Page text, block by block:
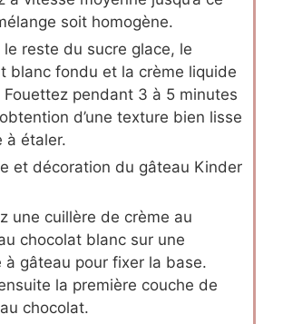
soit homogène.
le reste du sucre glace, le
blanc fondu et la crème liquide
Fouettez pendant 3 à 5 minutes
obtention d’une texture bien lisse
à étaler.
et décoration du gâteau Kinder
une cuillère de crème au
chocolat blanc sur une
à gâteau pour fixer la base.
la première couche de
chocolat.